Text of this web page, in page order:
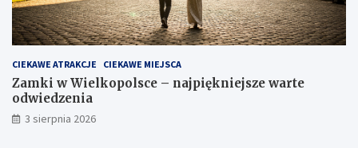
CIEKAWE ATRAKCJE CIEKAWE MIEJSCA
Zamki w Wielkopolsce – najpiękniejsze warte
odwiedzenia
3 sierpnia 2026